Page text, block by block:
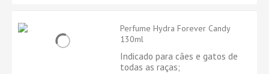
Perfume Hydra Forever Candy
130ml
Indicado para cães e gatos de
todas as raças;